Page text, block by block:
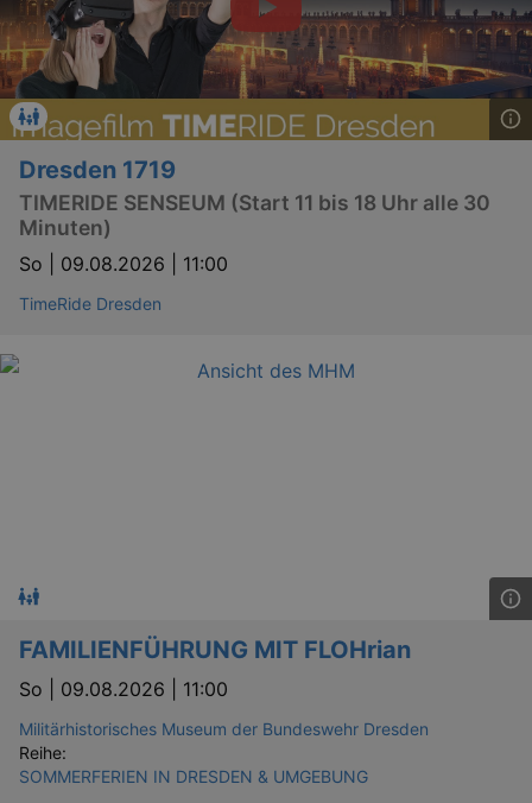
Dresden 1719
TIMERIDE SENSEUM (Start 11 bis 18 Uhr alle 30
Minuten)
So | 09.08.2026 | 11:00
TimeRide Dresden
FAMILIENFÜHRUNG MIT FLOHrian
So | 09.08.2026 | 11:00
Militärhistorisches Museum der Bundeswehr Dresden
Reihe:
SOMMERFERIEN IN DRESDEN & UMGEBUNG